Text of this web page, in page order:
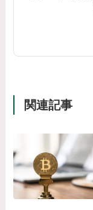
関連記事